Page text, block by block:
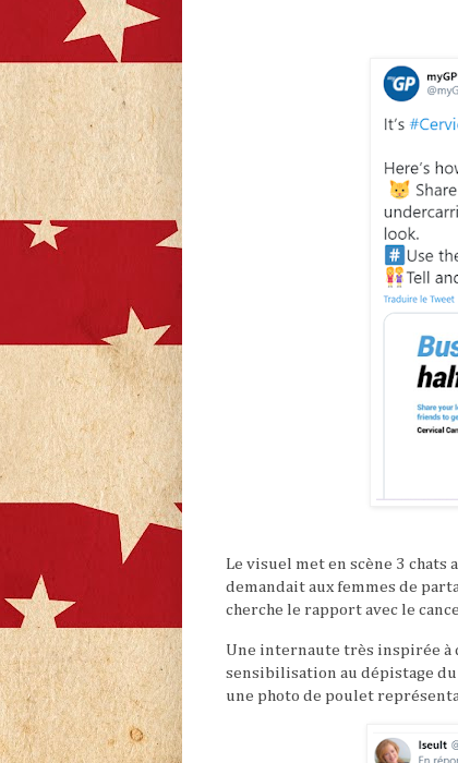
Le visuel met en scène 3
demandait aux femmes de
cherche le rapport avec le
Une internaute très inspirée à
sensibilisation au dépistage
une photo de poulet